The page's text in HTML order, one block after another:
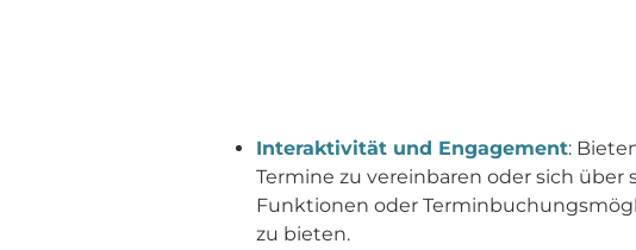
Interaktivität und Engagement:
Termine zu vereinbaren oder sich
Funktionen oder
zu bieten.